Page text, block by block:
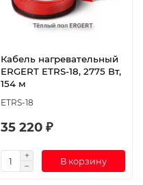
Кабель нагревательный
ERGERT ETRS-18, 2775 Вт,
154 м
ETRS-18
35 220 ₽
В корзину